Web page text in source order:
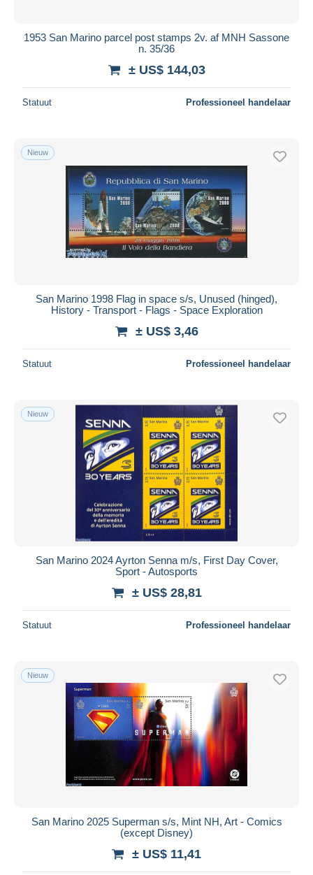
1953 San Marino parcel post stamps 2v. af MNH Sassone
n. 35/36
± US$ 144,03
Statuut Professioneel handelaar
Nieuw
San Marino 1998 Flag in space s/s, Unused (hinged),
History - Transport - Flags - Space Exploration
± US$ 3,46
Statuut Professioneel handelaar
Nieuw
San Marino 2024 Ayrton Senna m/s, First Day Cover,
Sport - Autosports
± US$ 28,81
Statuut Professioneel handelaar
Nieuw
San Marino 2025 Superman s/s, Mint NH, Art - Comics
(except Disney)
± US$ 11,41